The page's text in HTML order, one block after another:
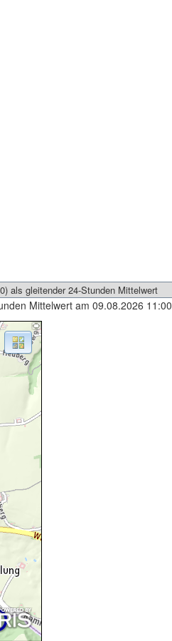
Mittelwert am 09.08.2026 11:00